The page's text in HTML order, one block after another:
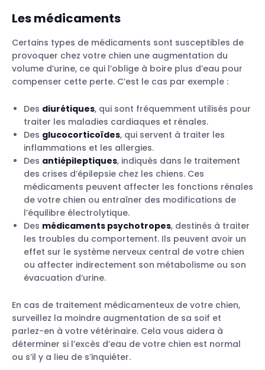
Les médicaments
Certains types de médicaments sont susceptibles de
provoquer chez votre chien une augmentation du
volume d’urine, ce qui l’oblige à boire plus d’eau pour
compenser cette perte. C’est le cas par exemple :
Des diurétiques, qui sont fréquemment utilisés pour
traiter les maladies cardiaques et rénales.
Des glucocorticoïdes, qui servent à traiter les
inflammations et les allergies.
Des antiépileptiques, indiqués dans le traitement
des crises d’épilepsie chez les chiens. Ces
médicaments peuvent affecter les fonctions rénales
de votre chien ou entraîner des modifications de
l’équilibre électrolytique.
Des médicaments psychotropes, destinés à traiter
les troubles du comportement. Ils peuvent avoir un
effet sur le système nerveux central de votre chien
ou affecter indirectement son métabolisme ou son
évacuation d’urine.
En cas de traitement médicamenteux de votre chien,
surveillez la moindre augmentation de sa soif et
parlez-en à votre vétérinaire. Cela vous aidera à
déterminer si l’excès d’eau de votre chien est normal
ou s’il y a lieu de s’inquiéter.